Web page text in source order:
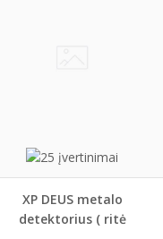
XP DEUS metalo
detektorius ( ritė